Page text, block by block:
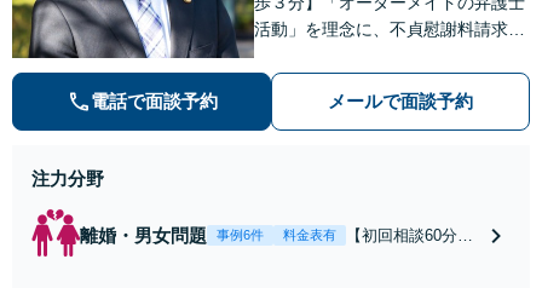
活動」を理念に、不貞慰謝料請求な
じるさまざまな悩みに寄り添いま
す！一人ひとりに最適な解決策をご
提案。借金・債務整理は何度でも相
電話で面談予約 メールで面談予約
注力分野
離婚・男女問題 事例6件 料金表有
【初回相談60分無